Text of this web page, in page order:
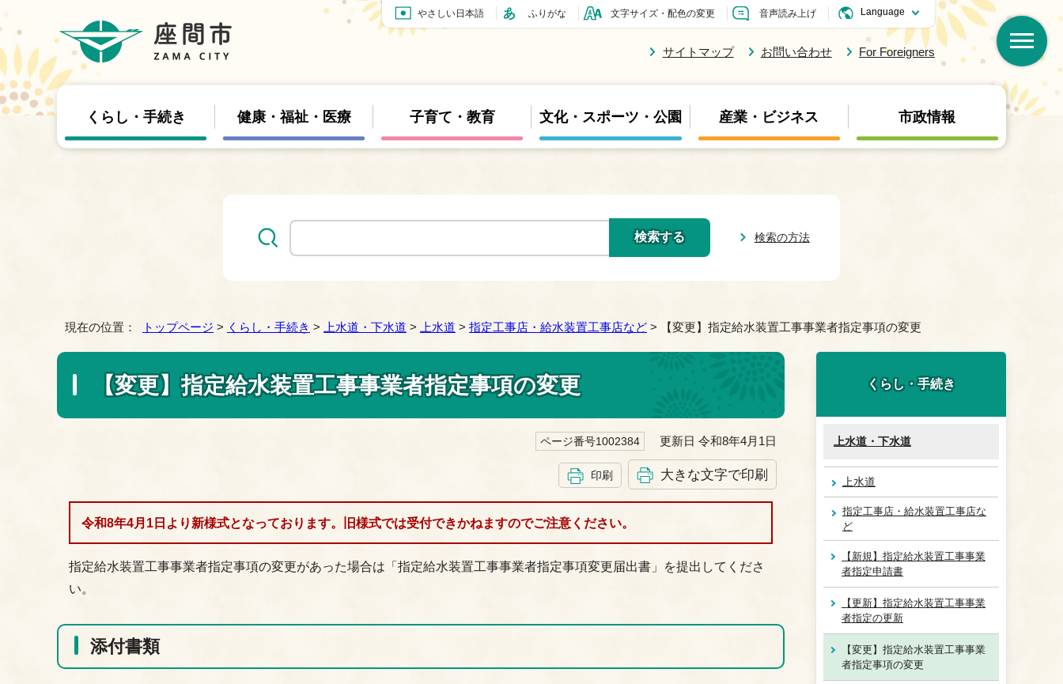
やさしい日本語 ふりがな 文字サイズ・配色の変更 音声読み上げ
サイトマップ お問い合わせ For Foreigners
くらし・手続き 健康・福祉・医療 子育て・教育 文化・スポーツ・公園 産業・ビジネス 市政情報
検索の方法
現在の位置： トップページ > くらし・手続き > 上水道・下水道 > 上水道 > 指定工事店・給水装置工事店など > 【変更】指定給水装置工事事業者指定事項の変更
【変更】指定給水装置工事事業者指定事項の変更
ページ番号1002384 更新日 令和8年4月1日
印刷 大きな文字で印刷
令和8年4月1日より新様式となっております。旧様式では受付できかねますのでご注意ください。
指定給水装置工事事業者指定事項の変更があった場合は「指定給水装置工事事業者指定事項変更届出書」を提出してくださ
い。
添付書類
くらし・手続き
上水道・下水道
上水道
指定工事店・給水装置工事店な
ど
【新規】指定給水装置工事事業
者指定申請書
【更新】指定給水装置工事事業
者指定の更新
【変更】指定給水装置工事事業
者指定事項の変更